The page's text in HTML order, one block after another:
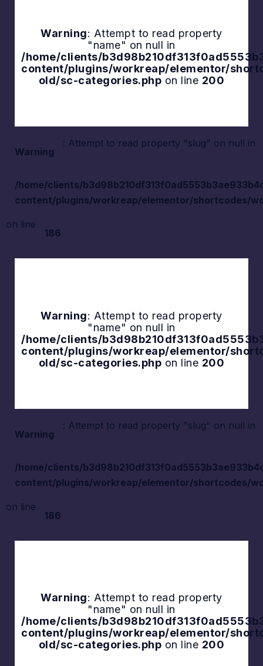
Warning: Attempt to read property
"name" on null in
/home/clients/
content/plugins/workreap/elementor/
old/sc-categories.php on line 200
Explore
Warning
: Attempt to read property "slug" on null in
/home/clients/
content/plugins/workreap/elementor/shortcodes/
on line
186
Warning: Attempt to read property
"name" on null in
/home/clients/
content/plugins/workreap/elementor/
old/sc-categories.php on line 200
Explore
Warning
: Attempt to read property "slug" on null in
/home/clients/
content/plugins/workreap/elementor/shortcodes/
on line
186
Warning: Attempt to read property
"name" on null in
/home/clients/
content/plugins/workreap/elementor/
old/sc-categories.php on line 200
Explore